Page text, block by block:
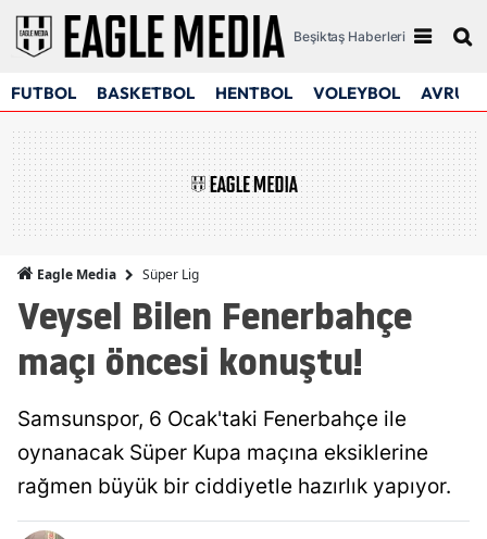
Beşiktaş Haberleri
FUTBOL BASKETBOL HENTBOL VOLEYBOL
Eagle Media Süper Lig
Veysel Bilen Fenerbahçe
maçı öncesi konuştu!
Samsunspor, 6 Ocak'taki Fenerbahçe ile
oynanacak Süper Kupa maçına eksiklerine
rağmen büyük bir ciddiyetle hazırlık yapıyor.